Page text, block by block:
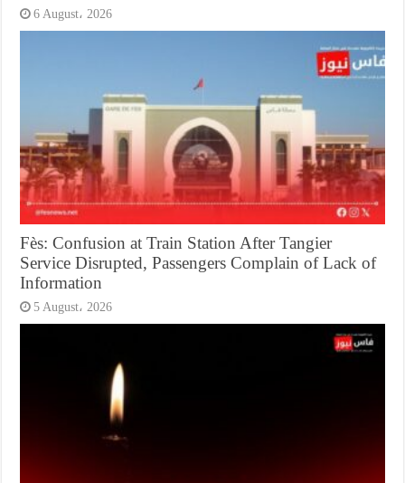
6 August، 2026
Fès: Confusion at Train Station After Tangier
Service Disrupted, Passengers Complain of Lack of
Information
5 August، 2026